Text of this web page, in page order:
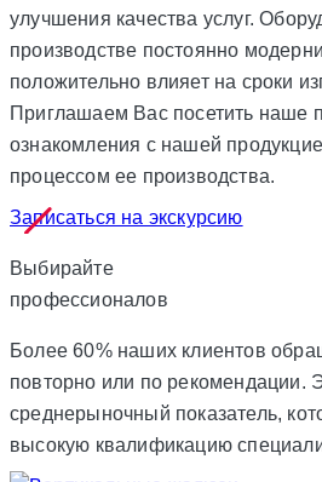
улучшения качества услуг.
производстве постоянно
положительно влияет на сроки
Приглашаем Вас посетить наше
ознакомления с нашей
процессом ее производства.
Записаться на экскурсию
Выбирайте
профессионалов
Более 60% наших клиентов
повторно или по рекомендации.
среднерыночный показатель,
высокую квалификацию